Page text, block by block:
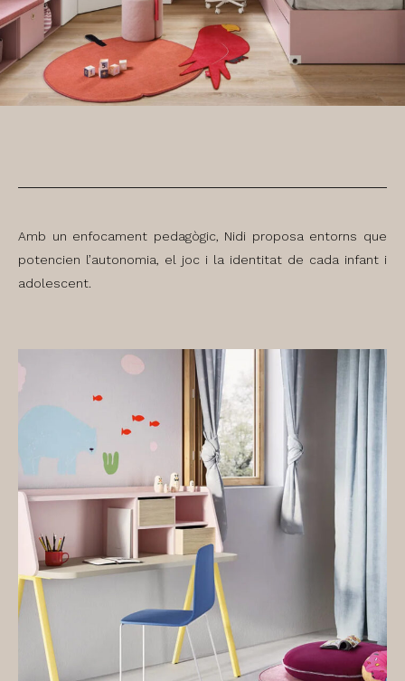
Amb un enfocament pedagògic, Nidi proposa entorns que
potencien l’autonomia, el joc i la identitat de cada infant i
adolescent.